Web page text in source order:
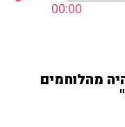
00:00
מהלוחמים